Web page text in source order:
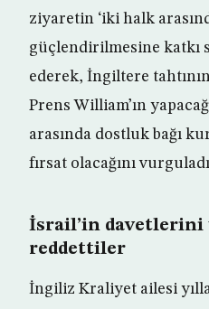
ziyaretin ‘iki halk
güçlendirilmesine katkı
ederek, İngiltere
Prens William’ın
arasında dostluk bağı
fırsat olacağını
İsrail’in davetlerini
reddettiler
İngiliz Kraliyet ailesi